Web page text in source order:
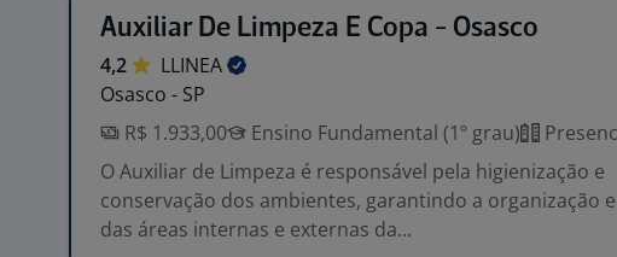
Auxiliar De Limpeza E Copa - Osasco
4,2
LLINEA
Osasco - SP
R$ 1.933,00
Ensino Fundamental (1º grau)
O Auxiliar de Limpeza é responsável pela higienização e
conservação dos ambientes, garantindo a organização
das áreas internas e externas da...